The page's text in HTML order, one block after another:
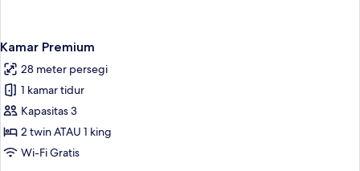
Kamar Premium
28 meter persegi
1 kamar tidur
Kapasitas 3
2 twin ATAU 1 king
Wi-Fi Gratis